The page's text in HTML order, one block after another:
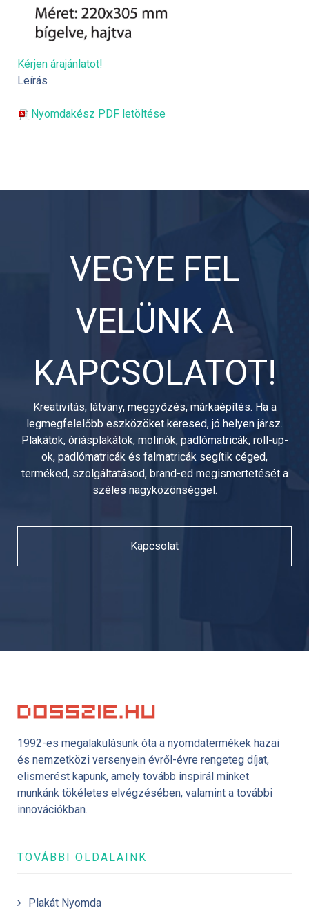
Kérjen árajánlatot!
Leírás
Nyomdakész PDF letöltése
VEGYE FEL
VELÜNK A
KAPCSOLATOT!
Kreativitás, látvány, meggyőzés, márkaépítés. Ha a
legmegfelelőbb eszközöket keresed, jó helyen jársz.
Plakátok, óriásplakátok, molinók, padlómatricák, roll-up-
ok, padlómatricák és falmatricák segítik céged,
terméked, szolgáltatásod, brand-ed megismertetését a
széles nagyközönséggel.
Kapcsolat
1992-es megalakulásunk óta a nyomdatermékek hazai
és nemzetközi versenyein évről-évre rengeteg díjat,
elismerést kapunk, amely tovább inspirál minket
munkánk tökéletes elvégzésében, valamint a további
innovációkban.
TOVÁBBI OLDALAINK
Plakát Nyomda